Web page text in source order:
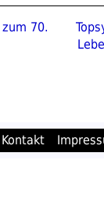
70.
Kontakt